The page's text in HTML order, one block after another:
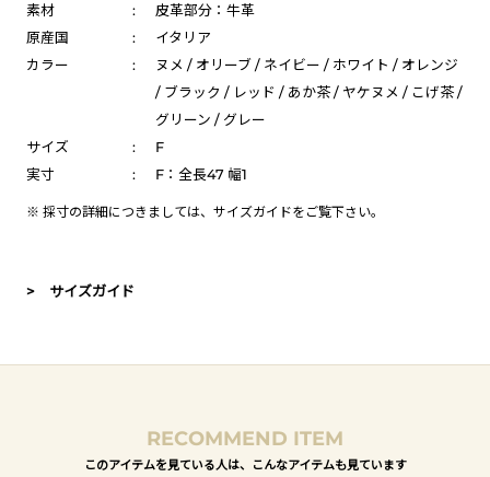
素材
:
皮革部分：牛革
原産国
:
イタリア
カラー
:
ヌメ / オリーブ / ネイビー / ホワイト / オレンジ
/ ブラック / レッド / あか茶 / ヤケヌメ / こげ茶 /
グリーン / グレー
サイズ
:
F
実寸
: F：全長47 幅1
※ 採寸の詳細につきましては、 サイズガイドをご覧下さい。
> サイズガイド
RECOMMEND ITEM
このアイテムを見ている人は、こんなアイテムも見ています